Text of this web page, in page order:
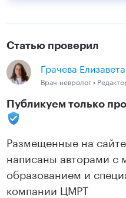
Статью проверил
Грачева
Врач-невролог •
Публикуем только
Размещенные на
написаны авторами с
образованием и
компании ЦМРТ